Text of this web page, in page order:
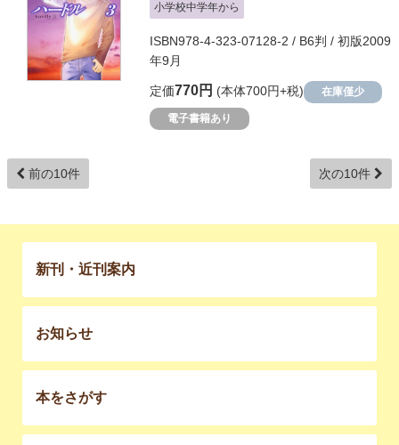
小学校中学年から
ISBN978-4-323-07128-2 / B6判 / 初版2009
年9月
定価770円 (本体700円+税) 在庫僅少
電子書籍あり
前の10件 次の10件
新刊・近刊案内
お知らせ
本をさがす